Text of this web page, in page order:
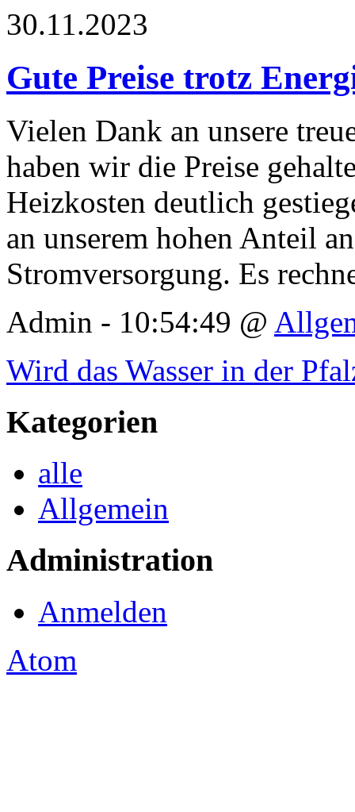
30.11.2023
Gute Preise trotz
Vielen Dank an unsere
haben wir die Preise
Heizkosten deutlich
an unserem hohen Anteil
Stromversorgung. Es
Admin - 10:54:49 @
Wird das Wasser in der
Kategorien
alle
Allgemein
Administration
Anmelden
Atom